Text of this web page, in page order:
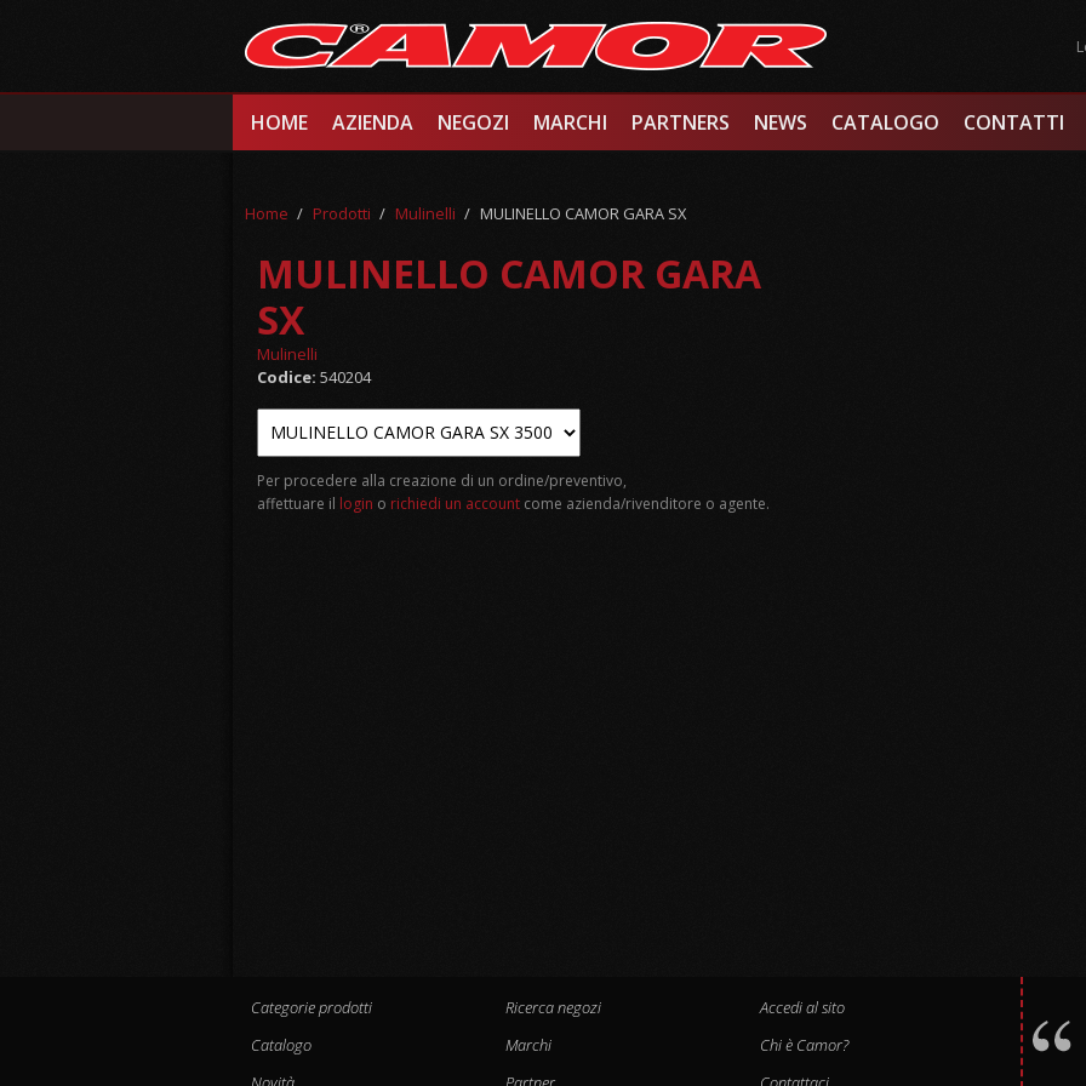
HOME AZIENDA NEGOZI MARCHI PARTNERS NEWS CATALOGO CONTATTI
Home / Prodotti / Mulinelli / MULINELLO CAMOR GARA SX
MULINELLO CAMOR GARA
SX
Mulinelli
Codice: 540204
Per procedere alla creazione di un ordine/preventivo,
affettuare il login o richiedi un account come azienda/rivenditore o agente.
Categorie prodotti
Catalogo
Ricerca negozi
Marchi
Accedi al sito
Chi è Camor?